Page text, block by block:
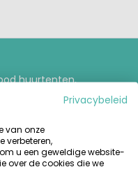
huurtenten,
op de mooiste
direct bij de
Privacybeleid
van onze
verbeteren,
u een geweldige website-
over de cookies die we